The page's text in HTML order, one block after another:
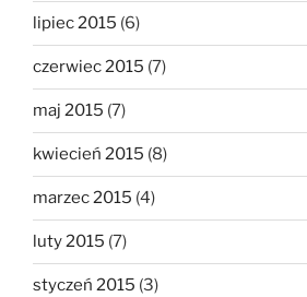
lipiec 2015 (6)
czerwiec 2015 (7)
maj 2015 (7)
kwiecień 2015 (8)
marzec 2015 (4)
luty 2015 (7)
styczeń 2015 (3)